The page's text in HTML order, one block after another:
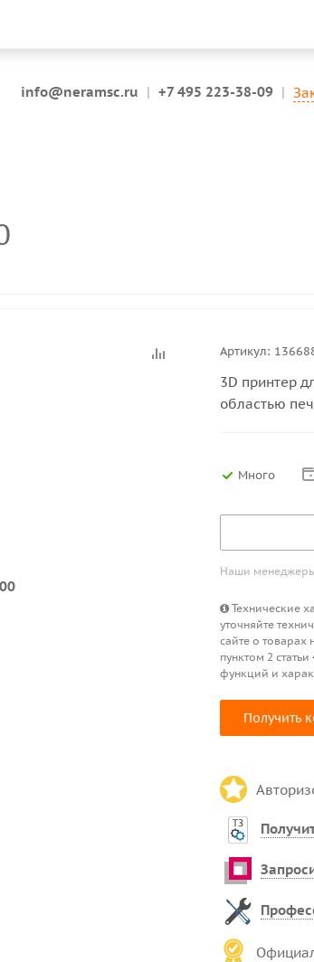
info@neramsc.ru | +7 495 223-38-09 |
Артикул:
3D принтер
областью
Много
Наши менеджеры
Технические
уточняйте
сайте о товарах
пунктом 2
функций и
Получить